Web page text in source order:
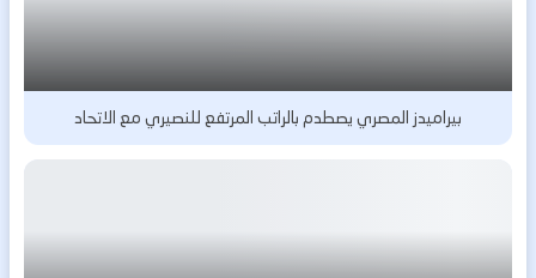
بيراميدز المصري يصطدم بالراتب المرتفع للنصيري مع الاتحاد